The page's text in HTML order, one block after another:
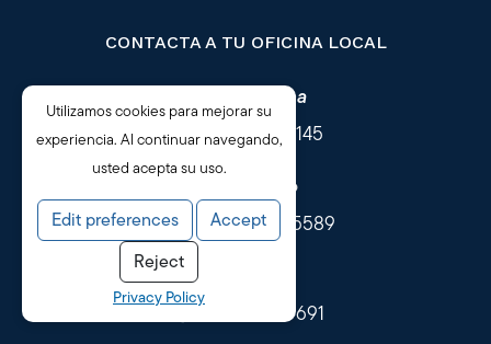
CONTACTA A TU OFICINA LOCAL
Norte América
+1 206 397 1145
Reino Unido
+44 330 094 5589
+61 2 8252 7691
Utilizamos cookies para mejorar su
experiencia. Al continuar navegando,
usted acepta su uso.
Edit preferences
Accept
Reject
Privacy Policy